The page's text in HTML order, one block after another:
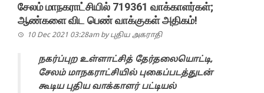
சேலம் மாநகராட்சியில் 719361 வாக்காளர்கள்;
ஆண்களை விட பெண் வாக்குகள் அதிகம்!
10 Dec 2021 03:28am byபுதிய அகராதி
நகர்ப்புற உள்ளாட்சித் தேர்தலையொட்டி,
சேலம் மாநகராட்சியில் புகைப்படத்துடன்
கூடிய புதிய வாக்காளர் பட்டியல்